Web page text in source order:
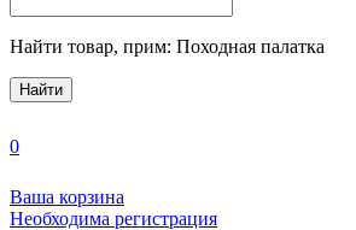
Найти товар, прим: Походная палатка
Найти
0
Ваша корзина
Необходима регистрация